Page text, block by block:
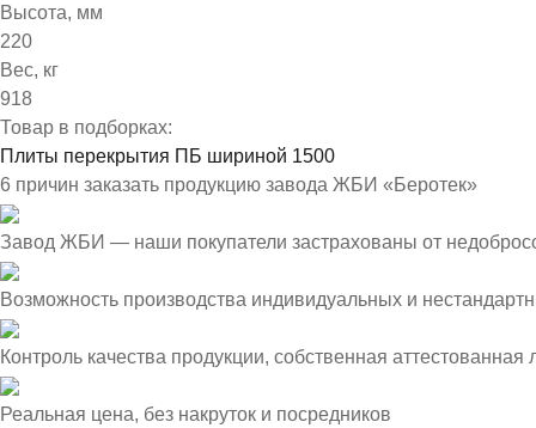
Высота, мм
220
Вес, кг
918
Товар в подборках:
Плиты перекрытия ПБ шириной 1500
6 причин заказать продукцию завода ЖБИ «Беротек»
Завод ЖБИ — наши покупатели застрахованы от
Возможность производства индивидуальных и
Контроль качества продукции, собственная аттестованная
Реальная цена, без накруток и посредников